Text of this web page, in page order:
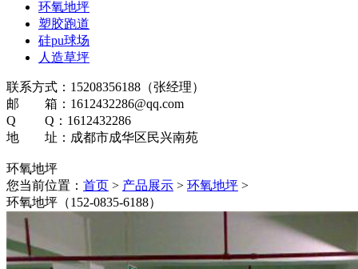
环氧地坪
塑胶跑道
硅pu球场
人造草坪
联系方式：15208356188（张经理）
邮 箱：1612432286@qq.com
Q Q：1612432286
地 址：成都市成华区民兴南苑
环氧地坪
您当前位置： 首页 > 产品展示 > 环氧地坪 >
环氧地坪（152-0835-6188）